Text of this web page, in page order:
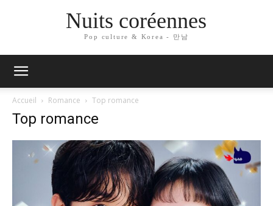
Nuits coréennes
Pop culture & Korea - 만남
Accueil Romance Top romance
Top romance